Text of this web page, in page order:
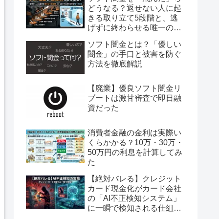
どうなる？返せない人に起
きる取り立て5段階と、逃
げずに終わらせる唯一の方
ソフト闇金とは？「優しい
闇金」の手口と被害を防ぐ
方法を徹底解説
【廃業】優良ソフト闇金リ
ブートは激甘審査で即日融
資だった
消費者金融の金利は実際い
くらかかる？10万・30万・
50万円の利息を計算してみ
た
【絶対バレる】クレジット
カード現金化がカード会社
の「AI不正検知システム」
に一瞬で検知される仕組み